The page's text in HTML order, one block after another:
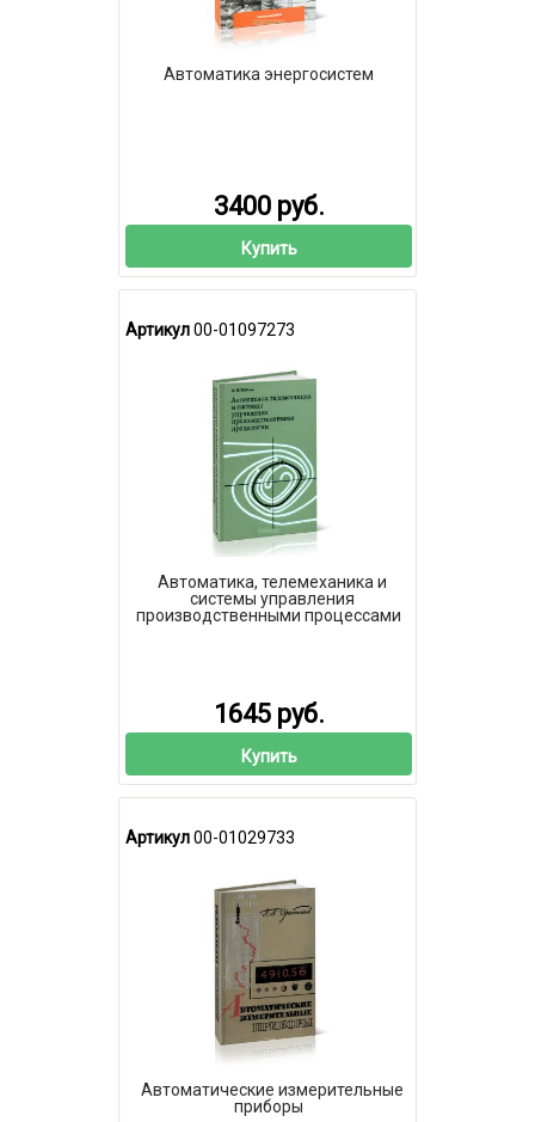
Автоматика энергосистем
3400 руб.
Купить
Артикул00-01097273
Автоматика, телемеханика и
системы управления
производственными процессами
1645 руб.
Купить
Артикул00-01029733
Автоматические измерительные
приборы